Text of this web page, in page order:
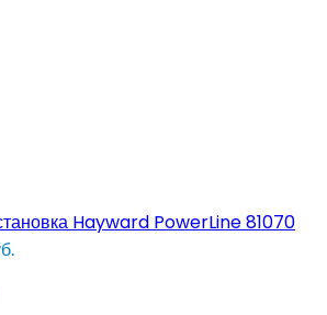
Hayward PowerLine 81070